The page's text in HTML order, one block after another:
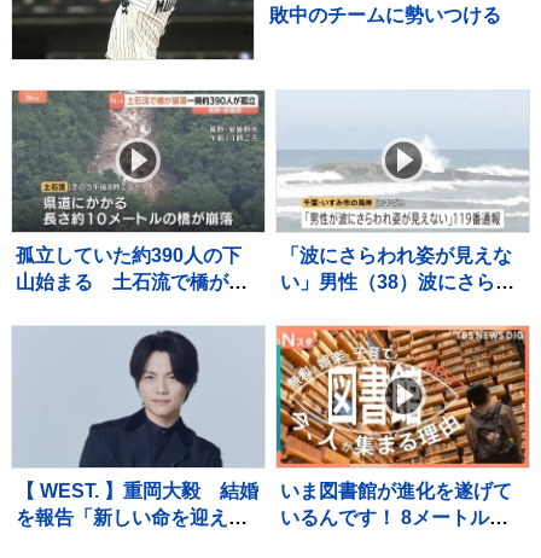
敗中のチームに勢いつける
孤立していた約390人の下
山始まる 土石流で橋が崩
プス燕岳の登山口 土石流
で配管壊れ約1600軒の旅
館・別荘に温泉のお湯供給
「波にさらわれ姿が見えな
い」男性（38）波にさらわ
散歩中 当時は波浪注意報
千葉・いすみ市
【 WEST. 】重岡大毅 結婚
を報告「新しい命を迎えま
いま図書館が進化を遂げて
いるんです！ 8メートルの